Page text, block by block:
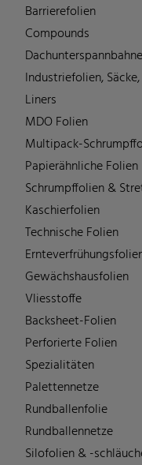
Barrierefolien
Compounds
Industriefolien,
Liners
MDO Folien
Multipack-
Papierähnliche Folien
Schrumpffolien &
Kaschierfolien
Technische Folien
Gewächshausfolien
Vliesstoffe
Backsheet-Folien
Perforierte Folien
Spezialitäten
Palettennetze
Rundballenfolie
Rundballennetze
Silofolien & -